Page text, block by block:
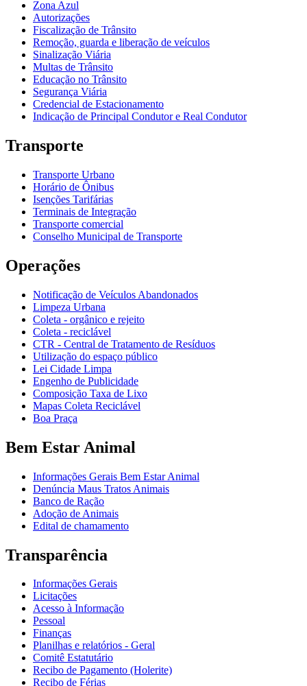
Zona Azul
Autorizações
Fiscalização de Trânsito
Remoção, guarda e liberação de veículos
Sinalização Viária
Multas de Trânsito
Educação no Trânsito
Segurança Viária
Credencial de Estacionamento
Indicação de Principal Condutor e Real Condutor
Transporte
Transporte Urbano
Horário de Ônibus
Isenções Tarifárias
Terminais de Integração
Transporte comercial
Conselho Municipal de Transporte
Operações
Notificação de Veículos Abandonados
Limpeza Urbana
Coleta - orgânico e rejeito
Coleta - reciclável
CTR - Central de Tratamento de Resíduos
Utilização do espaço público
Lei Cidade Limpa
Engenho de Publicidade
Composição Taxa de Lixo
Mapas Coleta Reciclável
Boa Praça
Bem Estar Animal
Informações Gerais Bem Estar Animal
Denúncia Maus Tratos Animais
Banco de Ração
Adoção de Animais
Edital de chamamento
Transparência
Informações Gerais
Licitações
Acesso à Informação
Pessoal
Finanças
Planilhas e relatórios - Geral
Comitê Estatutário
Recibo de Pagamento (Holerite)
Recibo de Férias